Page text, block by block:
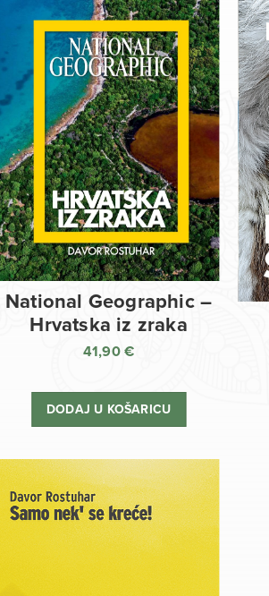
National Geographic –
Hrvatska iz zraka
41,90€
DODAJ U KOŠARICU